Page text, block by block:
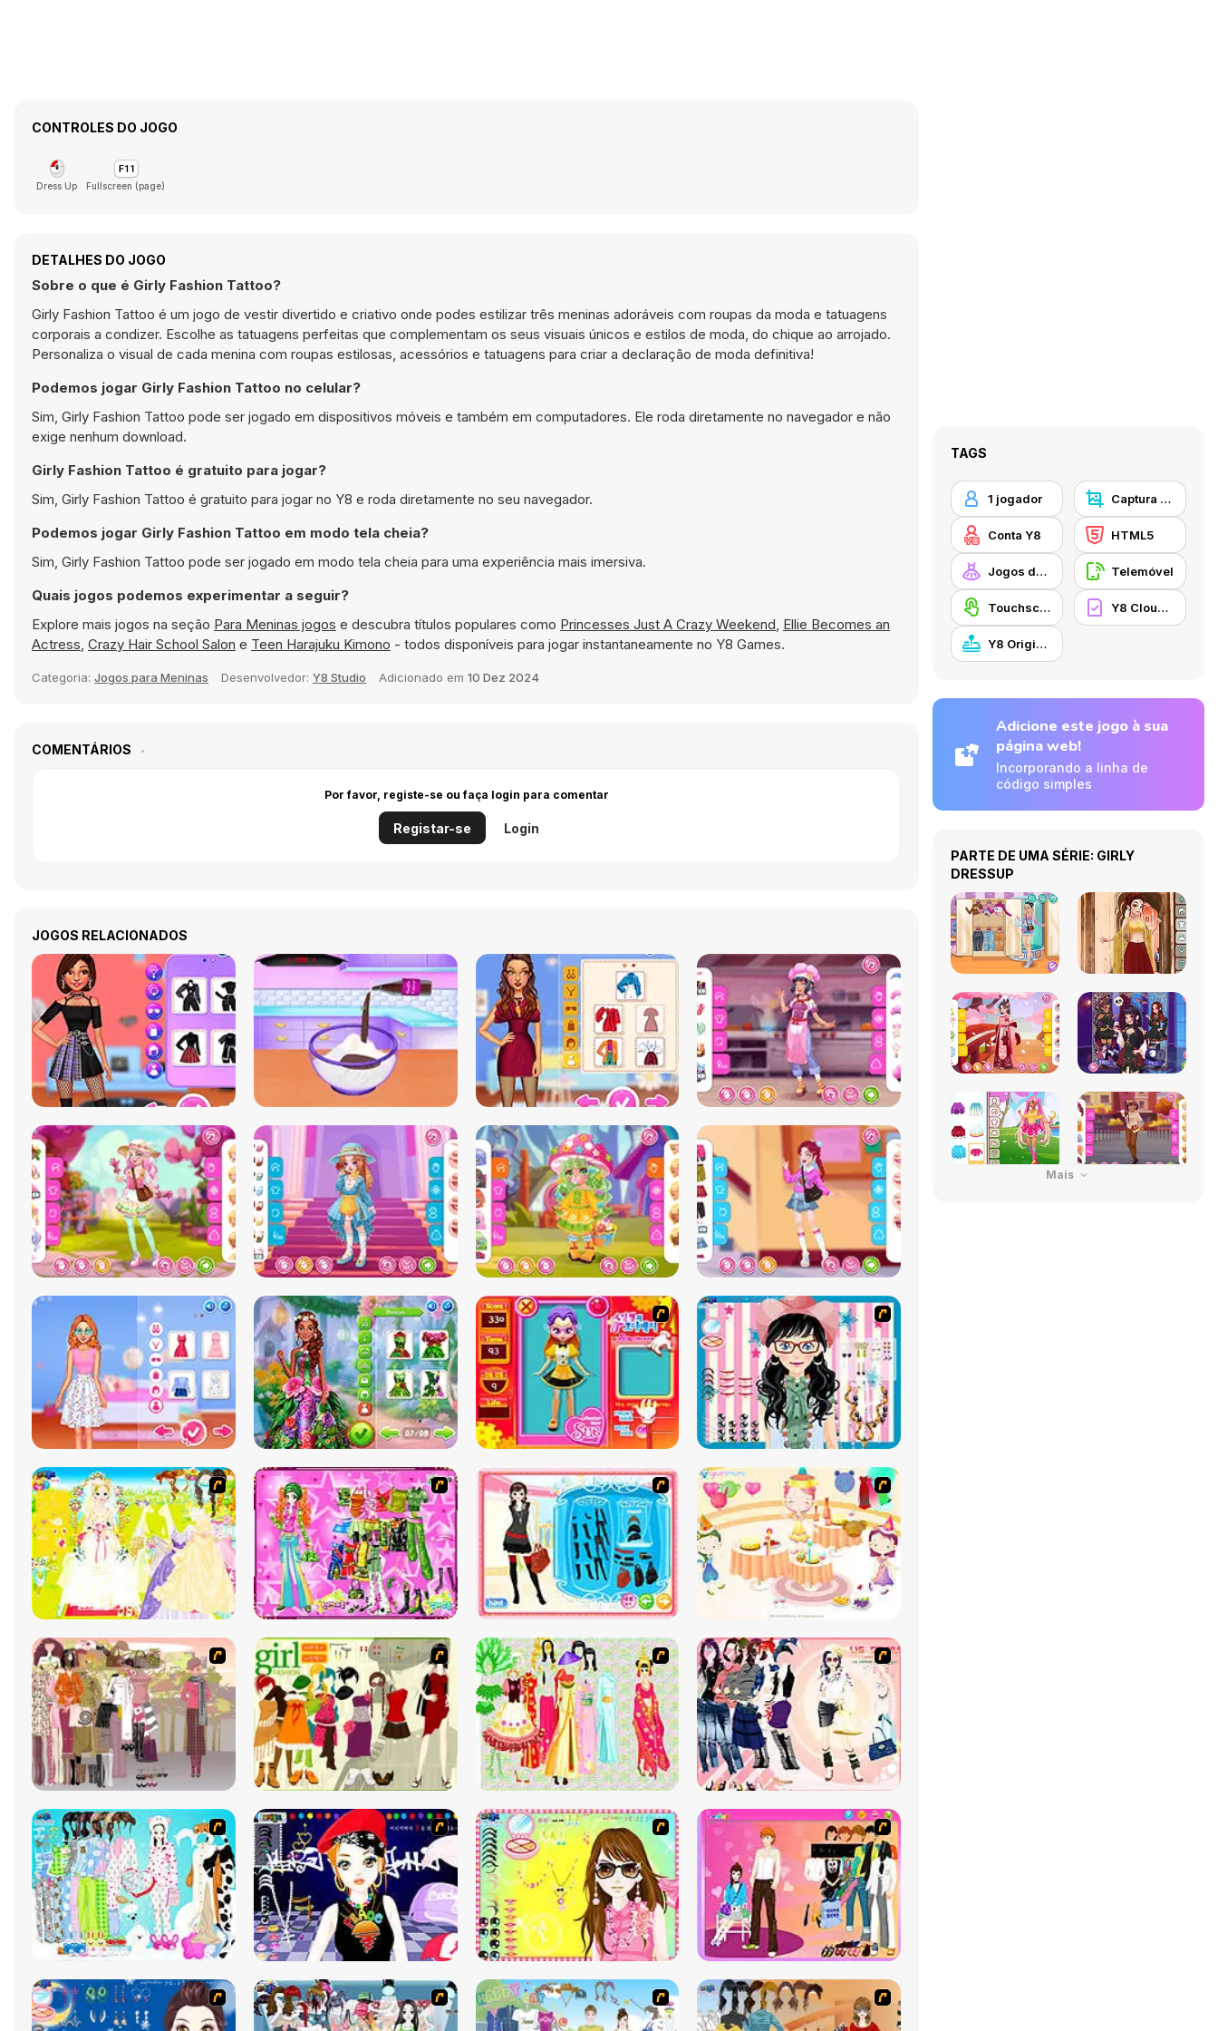
CONTROLES DO JOGO
Dress Up Fullscreen (page)
DETALHES DO JOGO
Sobre o que é Girly Fashion Tattoo?
Girly Fashion Tattoo é um jogo de vestir divertido e criativo onde podes estilizar três meninas adoráveis com roupas da moda e tatuagens
corporais a condizer. Escolhe as tatuagens perfeitas que complementam os seus visuais únicos e estilos de moda, do chique ao arrojado.
Personaliza o visual de cada menina com roupas estilosas, acessórios e tatuagens para criar a declaração de moda definitiva!
Podemos jogar Girly Fashion Tattoo no celular?
Sim, Girly Fashion Tattoo pode ser jogado em dispositivos móveis e também em computadores. Ele roda diretamente no navegador e não
exige nenhum download.
Girly Fashion Tattoo é gratuito para jogar?
Sim, Girly Fashion Tattoo é gratuito para jogar no Y8 e roda diretamente no seu navegador.
Podemos jogar Girly Fashion Tattoo em modo tela cheia?
Sim, Girly Fashion Tattoo pode ser jogado em modo tela cheia para uma experiência mais imersiva.
Quais jogos podemos experimentar a seguir?
Explore mais jogos na seção Para Meninas jogos e descubra títulos populares como Princesses Just A Crazy Weekend, Ellie Becomes an
Actress, Crazy Hair School Salon e Teen Harajuku Kimono - todos disponíveis para jogar instantaneamente no Y8 Games.
Categoria: Jogos para Meninas Desenvolvedor: Y8 Studio Adicionado em 10 Dez 2024
COMENTÁRIOS
Por favor, registe-se ou faça login para comentar
Registar-se Login
JOGOS RELACIONADOS
TAGS
1 jogador Captura de ecrã Y8
Conta Y8 HTML5
Jogos de Vestir Telemóvel
Touchscreen Y8 Cloud Save
Y8 Originals
Adicione este jogo à sua
página web!
Incorporando a linha de
código simples
PARTE DE UMA SÉRIE: GIRLY
DRESSUP
Mais